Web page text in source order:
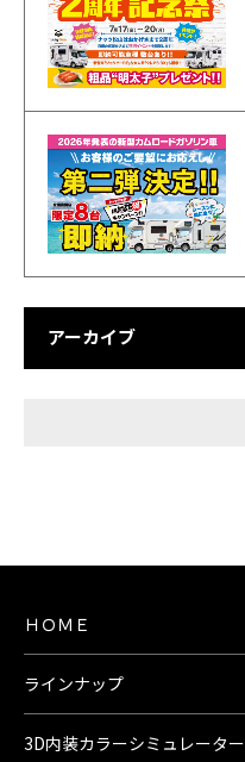
アーカイブ
ＨＯＭＥ
ラインナップ
3D内装カラーシミュレーター